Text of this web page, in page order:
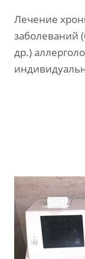
Лечение
заболеваний
др.)